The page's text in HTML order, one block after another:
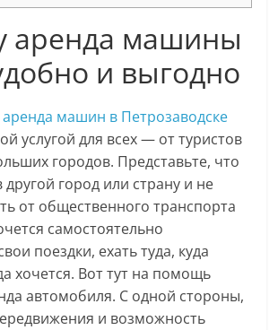
аренда машины
и выгодно
аренда машин в Петрозаводске
услугой для всех — от туристов
городов. Представьте, что
город или страну и не
от общественного транспорта
самостоятельно
поездки, ехать туда, куда
хочется. Вот тут на помощь
автомобиля. С одной стороны,
и возможность